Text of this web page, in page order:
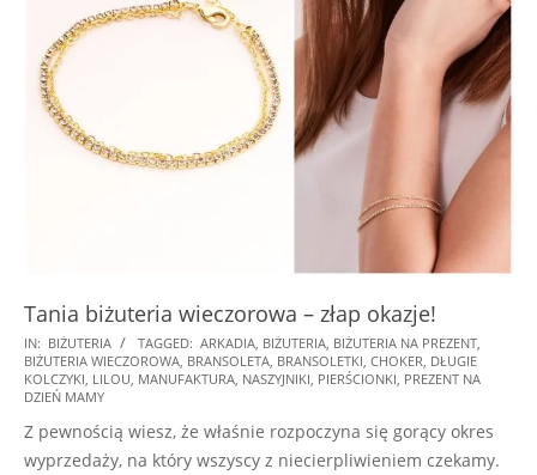
Tania biżuteria wieczorowa – złap okazje!
2024-
11-
13
IN: BIŻUTERIA TAGGED: ARKADIA BIŻUTERIA BIŻUTERIA NA PREZENT
BIŻUTERIA WIECZOROWA BRANSOLETA BRANSOLETKI CHOKER DŁUGIE
KOLCZYKI LILOU MANUFAKTURA NASZYJNIKI PIERŚCIONKI PREZENT NA
DZIEŃ MAMY
Z pewnością wiesz, że właśnie rozpoczyna się gorący okres
wyprzedaży, na który wszyscy z niecierpliwieniem czekamy.